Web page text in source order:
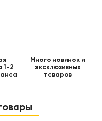
1-2
Много новинок и
эксклюзивных
товаров